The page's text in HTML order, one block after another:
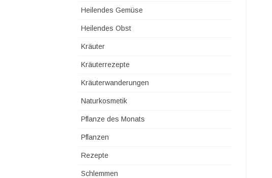
Heilendes Gemüse
Heilendes Obst
Kräuter
Kräuterrezepte
Kräuterwanderungen
Naturkosmetik
Pflanze des Monats
Pflanzen
Rezepte
Schlemmen